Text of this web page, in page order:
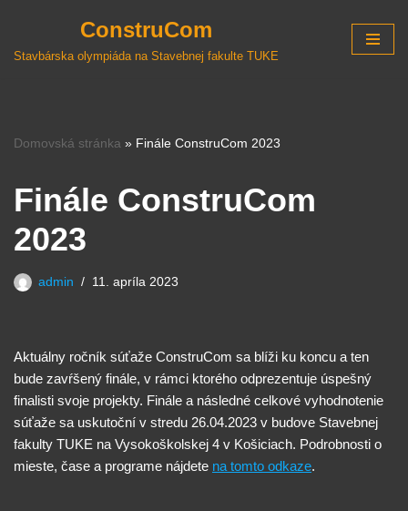
Preskočiť
ConstruCom
Stavbárska olympiáda na Stavebnej fakulte TUKE
Domovská stránka » Finále ConstruCom 2023
Finále ConstruCom
2023
admin 11. apríla 2023
Aktuálny ročník súťaže ConstruCom sa blíži ku koncu a ten
bude zavŕšený finále, v rámci ktorého odprezentuje úspešný
finalisti svoje projekty. Finále a následné celkové vyhodnotenie
súťaže sa uskutoční v stredu 26.04.2023 v budove Stavebnej
fakulty TUKE na Vysokoškolskej 4 v Košiciach. Podrobnosti o
mieste, čase a programe nájdete na tomto odkaze.